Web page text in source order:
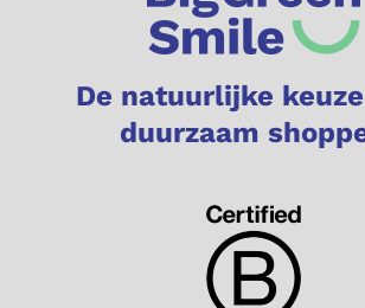
De natuurlijke
duurzaam